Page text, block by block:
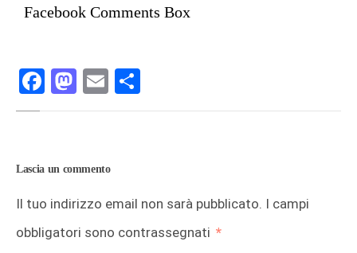
Facebook Comments Box
Facebook
Mastodon
Email
Lascia un commento
Il tuo indirizzo email non sarà pubblicato. I campi
obbligatori sono contrassegnati *